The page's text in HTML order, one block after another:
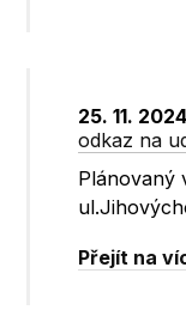
25. 11.
odkaz na
Plánovaný
Přejít na